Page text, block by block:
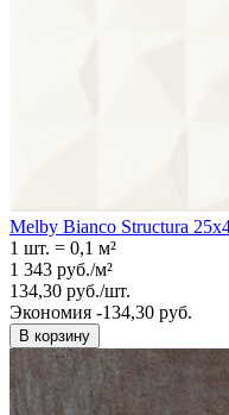
Melby Bianco Structura
1 шт. = 0,1 м²
1 343 руб./м²
134,30 руб./шт.
Экономия -134,30 руб.
В корзину